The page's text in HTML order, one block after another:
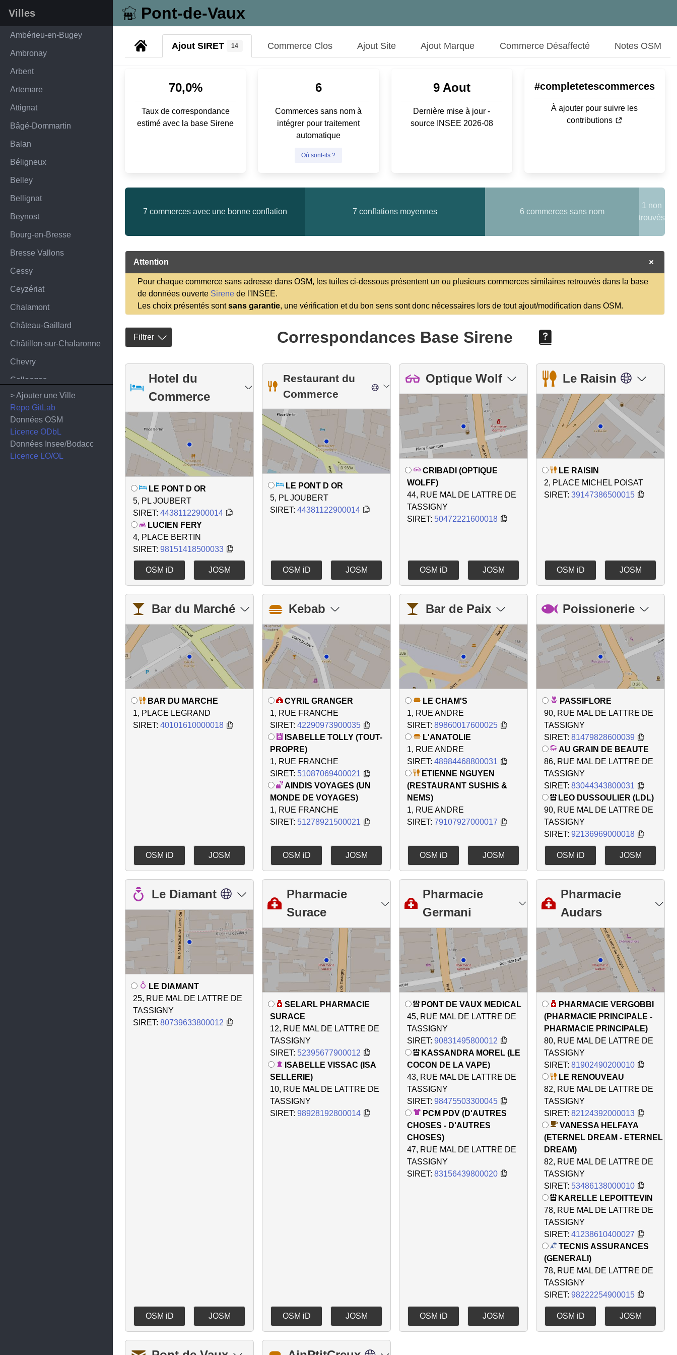
Pont-de-Vaux
Villes
Ambérieu-en-Bugey
Ambronay
Arbent
Artemare
Attignat
Bâgé-Dommartin
Balan
Béligneux
Belley
Bellignat
Beynost
Bourg-en-Bresse
Bresse Vallons
Cessy
Ceyzériat
Chalamont
Château-Gaillard
Châtillon-sur-Chalaronne
Chevry
Collonges
Crozet
Culoz-Béon
Dagneux
Divonne-les-Bains
> Ajouter une Ville
Repo GitLab
Données OSM
Licence ODbL
Données Insee/Bodacc
Licence LO/OL
Ajout SIRET 14 Commerce Clos Ajout Site Ajout Marque Commerce Désaffecté Notes OSM
70,0%
Taux de correspondance
estimé avec la base Sirene
6
Commerces sans nom à
intégrer pour traitement
automatique
Où sont-ils ?
9 Aout
Dernière mise à jour -
source INSEE 2026-08
#completetescommerces
À ajouter pour suivre les
contributions
7 commerces avec une bonne conflation 7 conflations moyennes 6 commerces sans nom
1 non
trouvés
Attention
Pour chaque commerce sans adresse dans OSM, les tuiles ci-dessous présentent un ou plusieurs commerces similaires retrouvés dans la base
de données ouverte Sirene de l'INSEE.
Les choix présentés sontsans garantie, une vérification et du bon sens sont donc nécessaires lors de tout ajout/modification dans OSM.
Filtrer Correspondances Base Sirene
Hotel du
Commerce
LE PONT D OR
5, PL JOUBERT
SIRET: 44381122900014
LUCIEN FERY
4, PLACE BERTIN
SIRET: 98151418500033
OSM iD JOSM
Restaurant du
Commerce
LE PONT D OR
5, PL JOUBERT
SIRET: 44381122900014
OSM iD JOSM
Optique Wolf
CRIBADI (OPTIQUE
WOLFF)
44, RUE MAL DE LATTRE DE
TASSIGNY
SIRET: 50472221600018
OSM iD JOSM
Le Raisin
LE RAISIN
2, PLACE MICHEL POISAT
SIRET: 39147386500015
OSM iD JOSM
Bar du Marché
BAR DU MARCHE
1, PLACE LEGRAND
SIRET: 40101610000018
OSM iD JOSM
Kebab
CYRIL GRANGER
1, RUE FRANCHE
SIRET: 42290973900035
ISABELLE TOLLY (TOUT-
PROPRE)
1, RUE FRANCHE
SIRET: 51087069400021
AINDIS VOYAGES (UN
MONDE DE VOYAGES)
1, RUE FRANCHE
SIRET: 51278921500021
OSM iD JOSM
Bar de Paix
LE CHAM'S
1, RUE ANDRE
SIRET: 89860017600025
L'ANATOLIE
1, RUE ANDRE
SIRET: 48984468800031
ETIENNE NGUYEN
(RESTAURANT SUSHIS &
NEMS)
1, RUE ANDRE
SIRET: 79107927000017
OSM iD JOSM
Poissionerie
PASSIFLORE
90, RUE MAL DE LATTRE DE
TASSIGNY
SIRET: 81479828600039
AU GRAIN DE BEAUTE
86, RUE MAL DE LATTRE DE
TASSIGNY
SIRET: 83044343800031
LEO DUSSOULIER (LDL)
90, RUE MAL DE LATTRE DE
TASSIGNY
SIRET: 92136969000018
OSM iD JOSM
Le Diamant
LE DIAMANT
25, RUE MAL DE LATTRE DE
TASSIGNY
SIRET: 80739633800012
OSM iD JOSM
Pharmacie
Surace
SELARL PHARMACIE
SURACE
12, RUE MAL DE LATTRE DE
TASSIGNY
SIRET: 52395677900012
ISABELLE VISSAC (ISA
SELLERIE)
10, RUE MAL DE LATTRE DE
TASSIGNY
SIRET: 98928192800014
OSM iD JOSM
Pharmacie
Germani
PONT DE VAUX MEDICAL
45, RUE MAL DE LATTRE DE
TASSIGNY
SIRET: 90831495800012
KASSANDRA MOREL (LE
COCON DE LA VAPE)
43, RUE MAL DE LATTRE DE
TASSIGNY
SIRET: 98475503300045
PCM PDV (D'AUTRES
CHOSES - D'AUTRES
CHOSES)
47, RUE MAL DE LATTRE DE
TASSIGNY
SIRET: 83156439800020
OSM iD JOSM
Pharmacie
Audars
PHARMACIE VERGOBBI
(PHARMACIE PRINCIPALE -
PHARMACIE PRINCIPALE)
80, RUE MAL DE LATTRE DE
TASSIGNY
SIRET: 81902490200010
LE RENOUVEAU
82, RUE MAL DE LATTRE DE
TASSIGNY
SIRET: 82124392000013
VANESSA HELFAYA
(ETERNEL DREAM - ETERNEL
DREAM)
82, RUE MAL DE LATTRE DE
TASSIGNY
SIRET: 53486138000010
KARELLE LEPOITTEVIN
78, RUE MAL DE LATTRE DE
TASSIGNY
SIRET: 41238610400027
TECNIS ASSURANCES
(GENERALI)
78, RUE MAL DE LATTRE DE
TASSIGNY
SIRET: 98222254900015
OSM iD JOSM